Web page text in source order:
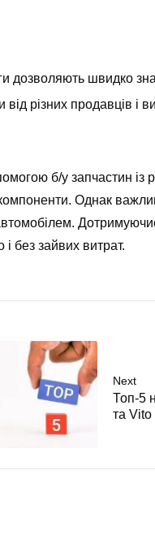
дозволяють швидко
різних продавців і
б/у запчастин
Однак
без зайвих витрат.
Next
Топ-5
та Vito